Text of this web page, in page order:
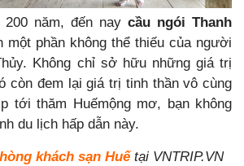
năm, đến nay cầu ngói Thanh
một phần không thể thiếu của người
Không chỉ sở hữu những giá trị
còn đem lại giá trị tinh thần vô cùng
tới thăm Huếmộng mơ, bạn không
du lịch hấp dẫn này.
khách sạn Huếtại VNTRIP.VN